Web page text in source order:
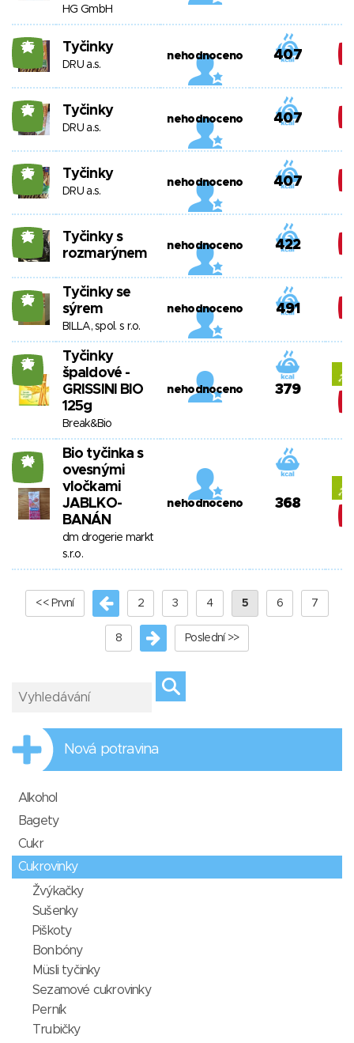
HG GmbH
25 Tyčinky
DRU a.s.
nehodnoceno 407
25 Tyčinky
DRU a.s.
nehodnoceno 407
25 Tyčinky
DRU a.s.
nehodnoceno 407
25
Tyčinky s
rozmarýnem
nehodnoceno 422
25
Tyčinky se
sýrem
BILLA, spol. s r.o.
nehodnoceno 491
25
Tyčinky
špaldové -
GRISSINI BIO
125g
Break&Bio
nehodnoceno 379
24
Bio tyčinka s
ovesnými
vločkami
JABLKO-
BANÁN
dm drogerie markt
s.r.o.
nehodnoceno 368
<< První 2 3 4 5 6 7
8 Poslední >>
Nová potravina
Alkohol
Bagety
Cukr
Cukrovinky
Žvýkačky
Sušenky
Piškoty
Bonbóny
Müsli tyčinky
Sezamové cukrovinky
Perník
Trubičky